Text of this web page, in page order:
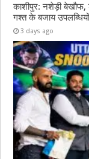
काशीपुर: नशेड़ी
गश्त के बजाय
3 days ago